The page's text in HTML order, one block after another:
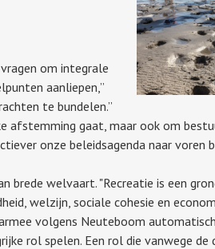
om integrale
aanliepen,”
te bundelen.”
gaat, maar ook om
onze beleidsagenda naar voren
welvaart. "Recreatie is een
welzijn, sociale cohesie en
volgens Neuteboom
rol spelen. Een rol die vanwege